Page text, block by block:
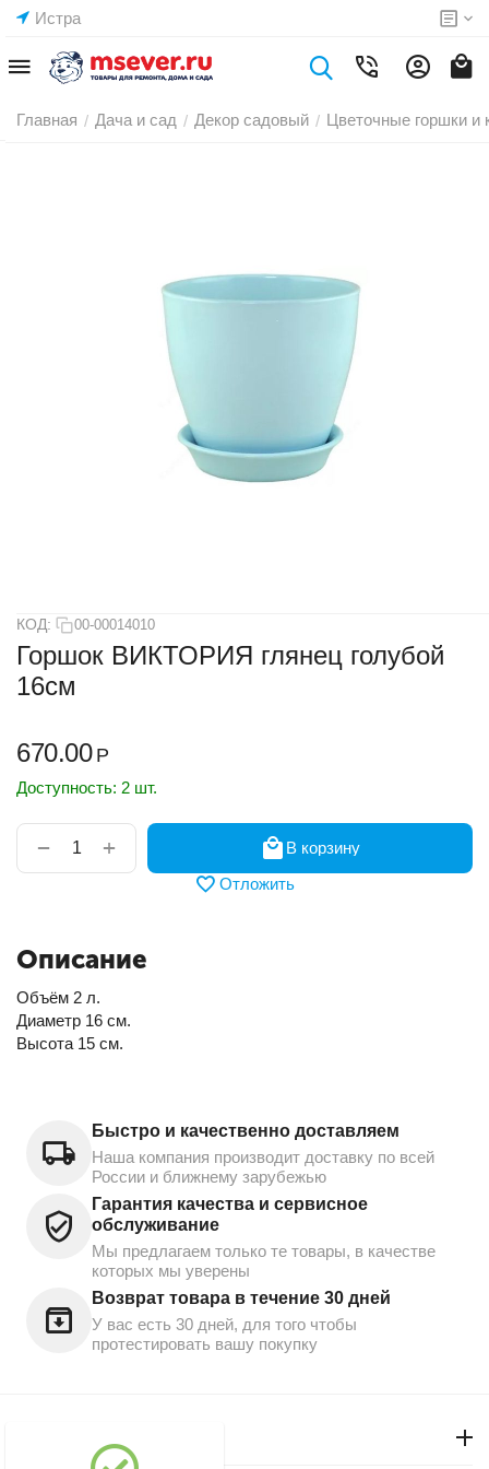
Истра
Главная / Дача и сад / Декор садовый / Цветочные горшки и
КОД: 00-00014010
Горшок ВИКТОРИЯ глянец голубой
16см
670.00 Р
Доступность: 2 шт.
+
−
В корзину
Отложить
Описание
Объём 2 л.
Диаметр 16 см.
Высота 15 см.
Быстро и качественно доставляем
Наша компания производит доставку по всей
России и ближнему зарубежью
Гарантия качества и сервисное
обслуживание
Мы предлагаем только те товары, в качестве
которых мы уверены
Возврат товара в течение 30 дней
У вас есть 30 дней, для того чтобы
протестировать вашу покупку